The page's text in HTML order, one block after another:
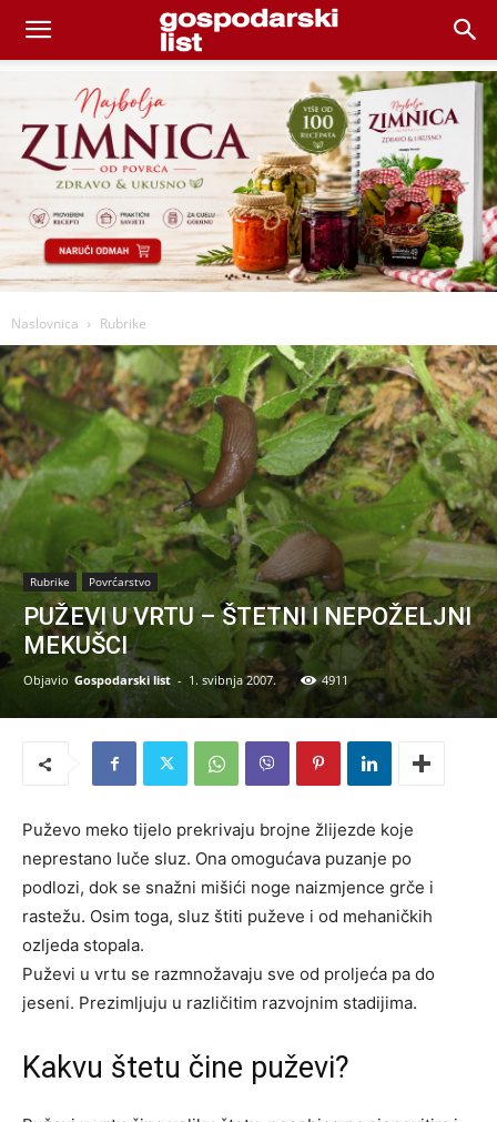
Naslovnica Rubrike
Rubrike Povrćarstvo
PUŽEVI U VRTU – ŠTETNI I NEPOŽELJNI
MEKUŠCI
Objavio Gospodarski list - 1. svibnja 2007. 4911
Puževo meko tijelo prekrivaju brojne žlijezde koje
neprestano luče sluz. Ona omogućava puzanje po
podlozi, dok se snažni mišići noge naizmjence grče i
rastežu. Osim toga, sluz štiti puževe i od mehaničkih
ozljeda stopala.
Puževi u vrtu se razmnožavaju sve od proljeća pa do
jeseni. Prezimljuju u različitim razvojnim stadijima.
Kakvu štetu čine puževi?